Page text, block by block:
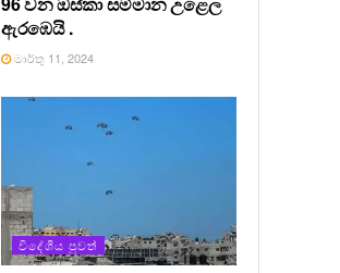
ඇරඹෙයි .
මාර්තු 11, 2024
විදේශීය පුවත්